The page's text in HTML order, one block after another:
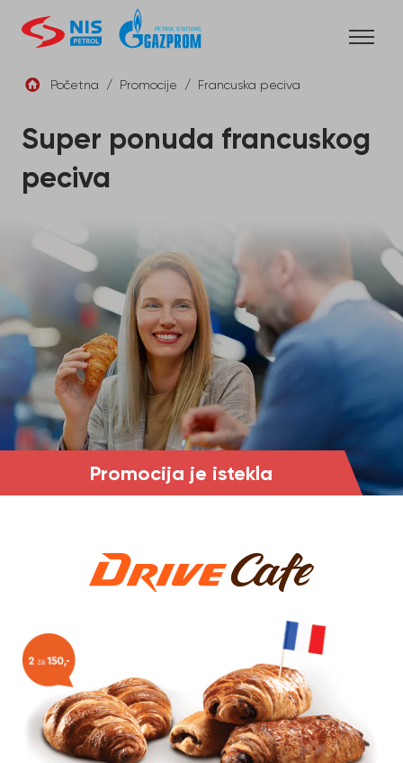
content
Promocija je istekla
Početna / Promocije / Francuska peciva
Super ponuda francuskog
peciva